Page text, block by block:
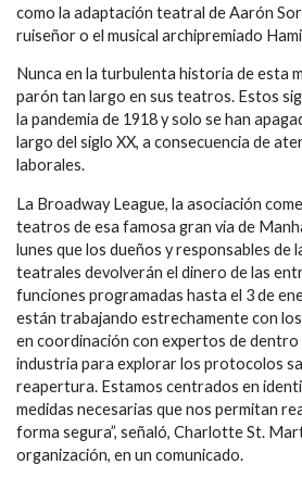
como la adaptación teatral de Aarón
ruiseñor o el musical archipremiado
Nunca en la turbulenta historia de esta
parón tan largo en sus teatros. Estos
la pandemia de 1918 y solo se han
largo del siglo XX, a consecuencia de
laborales.
La Broadway League, la asociación
teatros de esa famosa gran vía de
lunes que los dueños y responsables de
teatrales devolverán el dinero de las
funciones programadas hasta el 3 de
están trabajando estrechamente con
en coordinación con expertos de dentro
industria para explorar los protocolos
reapertura. Estamos centrados en
medidas necesarias que nos permitan
forma segura”, señaló, Charlotte St.
organización, en un comunicado.